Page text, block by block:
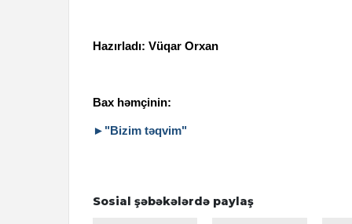
Hazırladı: Vüqar Orxan
Bax həmçinin:
►"Bizim təqvim"
Sosial şəbəkələrdə paylaş